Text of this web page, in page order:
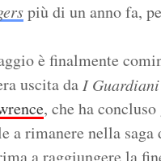
più di un anno fa,
è finalmente
uscita daI
, che ha
a rimanere nella saga